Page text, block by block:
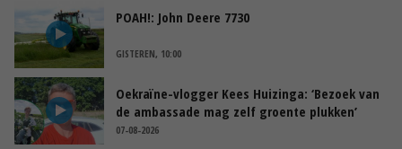
POAH!: John Deere 7730
GISTEREN, 10:00
Oekraïne-vlogger Kees Huizinga: ‘Bezoek van
de ambassade mag zelf groente plukken’
07-08-2026